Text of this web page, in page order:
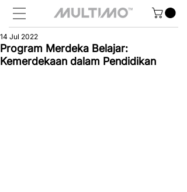
Program Merdeka Belajar:
Kemerdekaan dalam Pendidikan
14 Jul 2022